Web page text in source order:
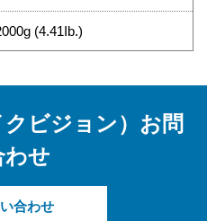
(4.41Ib.)
ビジョン）お問
わせ
合わせ